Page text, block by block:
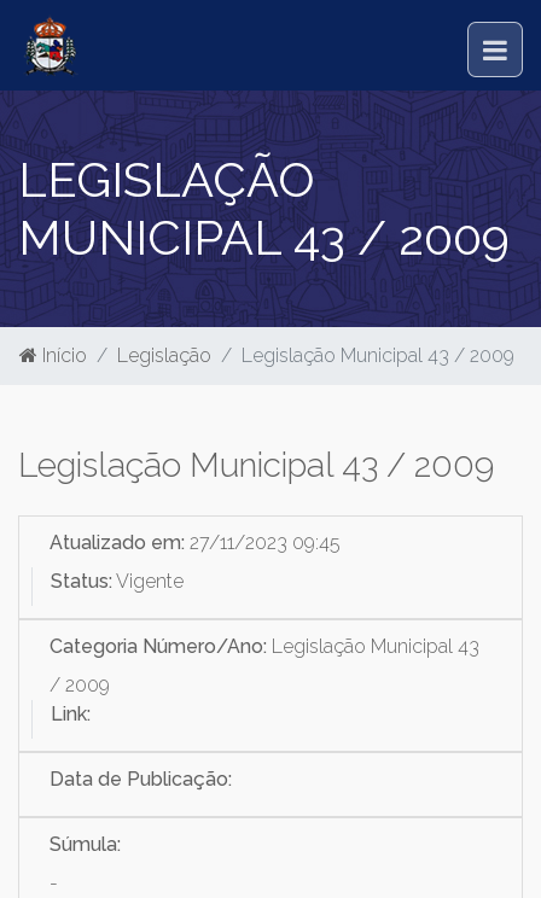
LEGISLAÇÃO
MUNICIPAL 43 / 2009
Início Legislação Legislação Municipal 43 / 2009
Legislação Municipal 43 / 2009
Atualizado em: 27/11/2023 09:45
Status: Vigente
Categoria Número/Ano: Legislação Municipal 43
/ 2009
Link:
Data de Publicação:
Súmula:
-